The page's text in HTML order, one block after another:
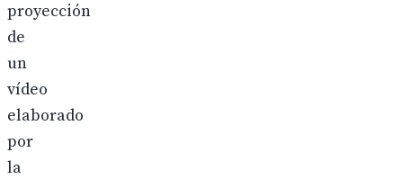
proyección
de
un
vídeo
elaborado
por
la